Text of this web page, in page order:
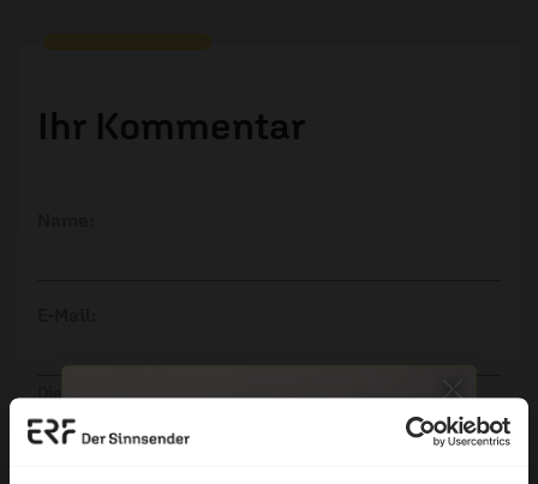
Ihr Kommentar
Die E-Mail-Adresse wird nicht veröffentlicht.
Kommentar: